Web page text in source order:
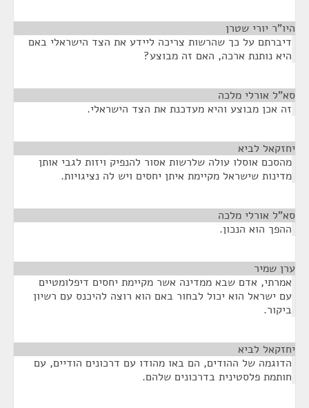
היו"ר יורי שטרן
דיברתם על כך שהרשות צריכה ליידע את הצד הישראלי באם
היא נותנת ארכה, האם זה מבוצע?
סא”ל אורלי מלכה
זה אכן מבוצע והיא מעדכנת את הצד הישראלי.
יחזקאל לביא
מהסכם אוסלו עולה שלרשות אסור להנפיק ויזות לגבי אותן
מדינות שישראל מקיימת איתן יחסים ויש לה נציגויות.
סא”ל אורלי מלכה
ההפך הוא הנכון.
ערן שמיר
אמרתי, אדם שבא ממדינה אשר מקיימת יחסים דיפלומטיים
עם ישראל הוא יכול לבחור באם הוא רוצה להיכנס עם רשיון
ביקור.
יחזקאל לביא
הדוגמה של ההודים, הם באו מהודו עם דרכונים הודיים, עם
חותמת פלסטינית בדרכונים שלהם.